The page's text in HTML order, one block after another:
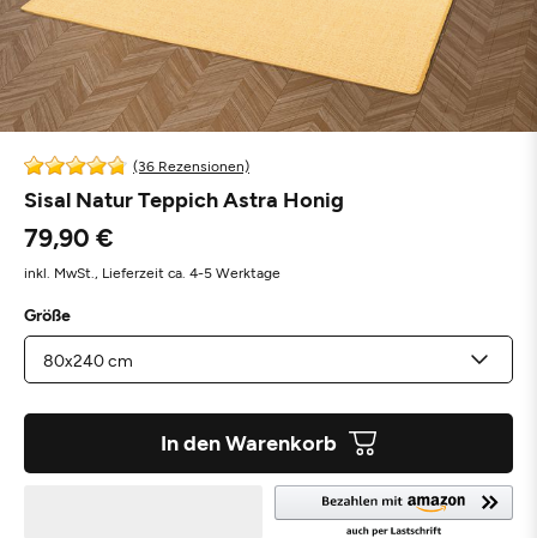
(36 Rezensionen)
Sisal Natur Teppich Astra Honig
79,90 €
inkl. MwSt., Lieferzeit ca. 4-5 Werktage
Größe
In den Warenkorb